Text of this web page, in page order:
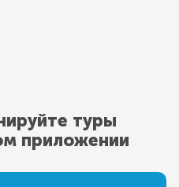
туры
приложении